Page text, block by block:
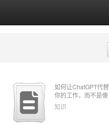
如何让ChatGPT代替
你的⼯作，⽽不是傻
傻回答
知识